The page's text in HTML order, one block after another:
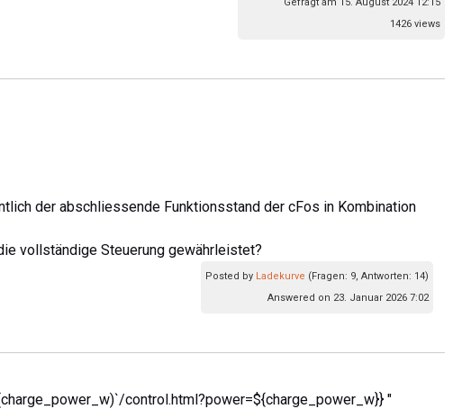
1426 views
der abschliessende Funktionsstand der cFos in Kombination
vollständige Steuerung gewährleistet?
Posted by Ladekurve (Fragen: 9, Antworten: 14)
Answered on 23. Januar 2026 7:02
control.html?power=${charge_power_w}} "